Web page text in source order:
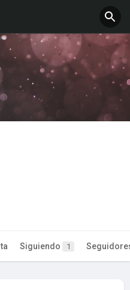
Siguiendo 1